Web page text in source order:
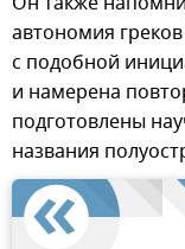
автономия
с подобной
и намерена
подготовлены
названия